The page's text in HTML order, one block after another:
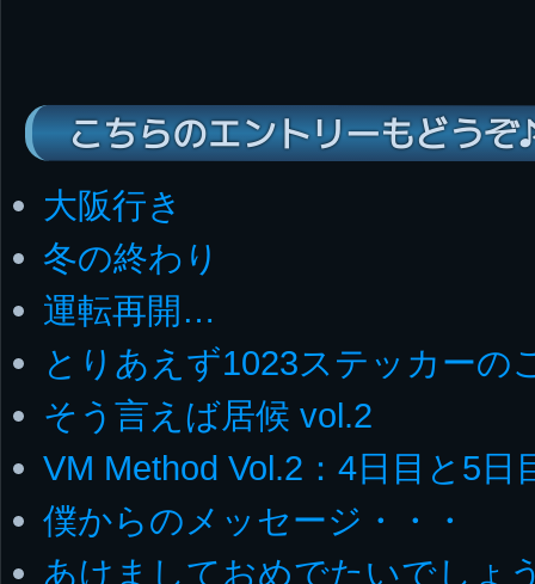
こちらのエントリーもどうぞ
大阪行き
冬の終わり
運転再開…
とりあえず1023ステッカーの
そう言えば居候 vol.2
VM Method Vol.2：4日目と5日
僕からのメッセージ・・・
あけましておめでたいでしょ